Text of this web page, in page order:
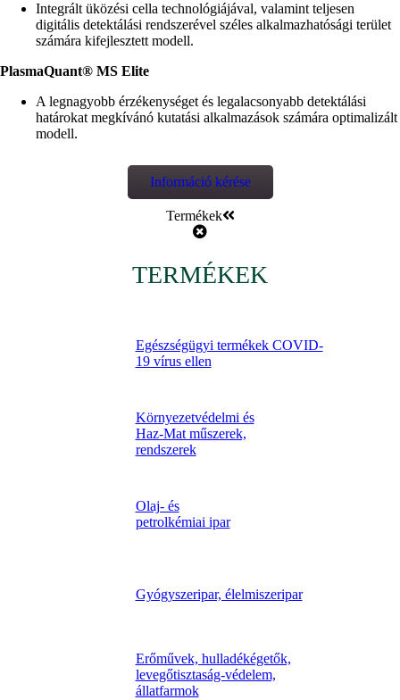
Integrált üközési cella technológiájával, valamint teljesen
digitális detektálási rendszerével széles alkalmazhatósági terület
számára kifejlesztett modell.
PlasmaQuant® MS Elite
A legnagyobb érzékenységet és legalacsonyabb detektálási
határokat megkívánó kutatási alkalmazások számára optimalizált
modell.
Információ kérése
Termékek
TERMÉKEK
Egészségügyi termékek COVID-
19 vírus ellen
Környezetvédelmi és
Haz-Mat műszerek,
rendszerek
Olaj- és
petrolkémiai ipar
Gyógyszeripar, élelmiszeripar
Erőművek, hulladékégetők,
levegőtisztaság-védelem,
állatfarmok